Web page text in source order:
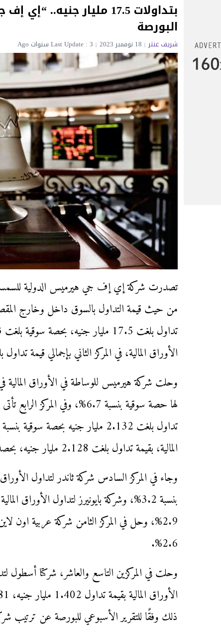
بتداولات 17.5 مليار
البورصة
شريف عنتر 18 نوفمبر 2023 Last Update : 3 سنوات Ago
تصدرت شركة إي إف جي هيرميس الدولية للسمسرة
من حيث قيمة التداول بالسوق داخل وخارج
الأوراق المالية، في المركز الثاني بإجمالي قيمة تداول بلغت 17.5 مليار جنيه تمثل حصة سوقية
لها حصة سوقية بنسبة 6.7%، وفي
المالية، بقيمة تداول بلغت 2.128 مليار جنيه، بحصة سوقية بنسبة 3.6%.
2.6%.
وحلت في المركزين التاسع والعاشر، شركتا أسطول
ذلك وفقًا للتقرير الأسبوعي للبورصة عن ترتيب